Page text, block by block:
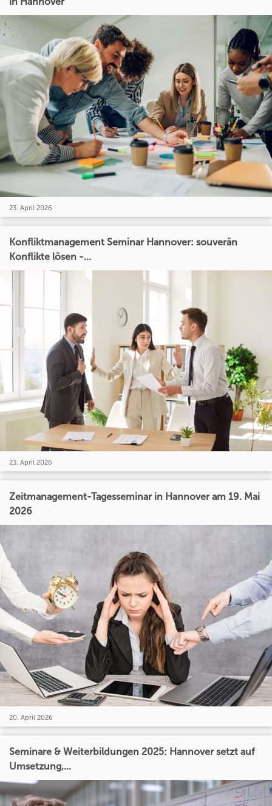
23. April 2026
Konfliktmanagement Seminar Hannover: souverän
Konflikte lösen -...
23. April 2026
Zeitmanagement-Tagesseminar in Hannover am 19. Mai
2026
20. April 2026
Seminare & Weiterbildungen 2025: Hannover setzt auf
Umsetzung,...